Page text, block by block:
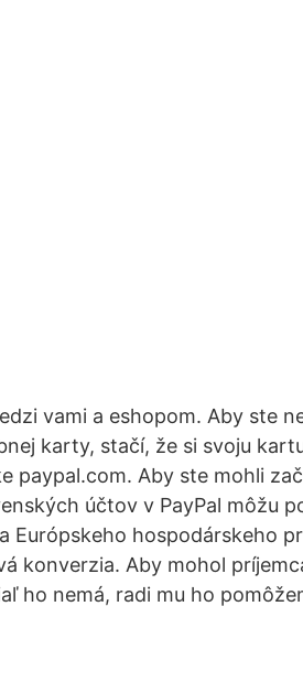
vami a eshopom. Aby ste
karty, stačí, že si svoju
paypal.com. Aby ste mohli
účtov v PayPal môžu
Európskeho hospodárskeho
konverzia. Aby mohol
ho nemá, radi mu ho